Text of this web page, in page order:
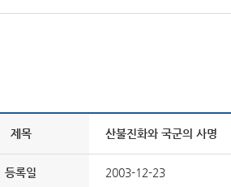
제목 산불진화와 국군의 사명
등록일 2003-12-23